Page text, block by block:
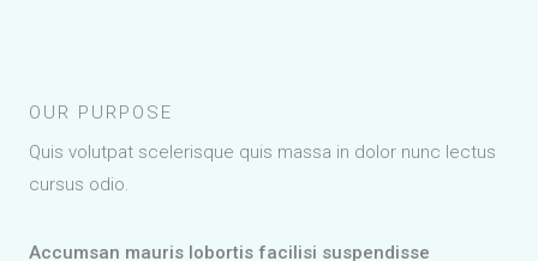
OUR PURPOSE
Quis volutpat scelerisque quis massa in dolor nunc lectus
cursus odio.
Accumsan mauris lobortis facilisi suspendisse